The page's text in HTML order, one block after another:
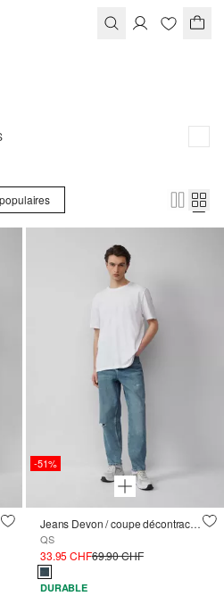
-51%
Jeans Devon / coupe décontractée / taille moyenne / jambe fuselée
QS
33.95 CHF69.90 CHF
DURABLE